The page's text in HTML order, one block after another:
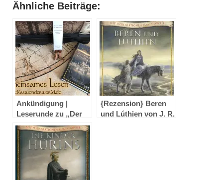
Ähnliche Beiträge:
Ankündigung |
Leserunde zu „Der
Fall von Gondolin“
von J. R. R. Tolkien
{Rezension} Beren
und Lúthien von J. R.